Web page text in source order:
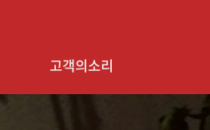
고객의소리